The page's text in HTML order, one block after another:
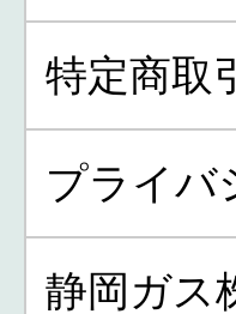
特定商取
プライバ
静岡ガス